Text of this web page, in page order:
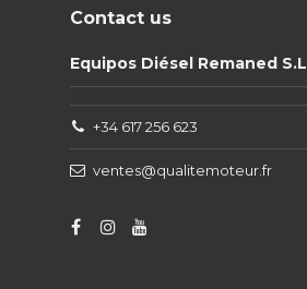
Contact us
Equipos Diésel Remaned S.L
+34 617 256 623
ventes@qualitemoteur.fr